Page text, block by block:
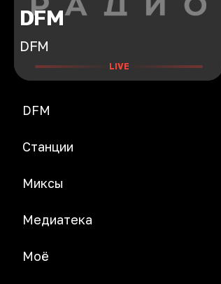
DFM
DFM
LIVE
DFM
Станции
Миксы
Медиатека
Моё